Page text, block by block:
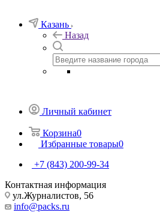
Казань
Назад
Личный кабинет
Корзина0
Избранные товары0
+7 (843) 200-99-34
Контактная информация
ул.Журналистов, 56
info@packs.ru